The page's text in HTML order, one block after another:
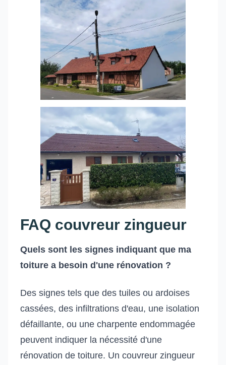
FAQ couvreur zingueur
Quels sont les signes indiquant que ma
toiture a besoin d'une rénovation ?
Des signes tels que des tuiles ou ardoises
cassées, des infiltrations d'eau, une isolation
défaillante, ou une charpente endommagée
peuvent indiquer la nécessité d'une
rénovation de toiture. Un couvreur zingueur